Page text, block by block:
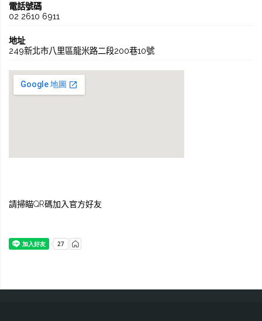
電話號碼
02 2610 6911
地址
249新北市八里區龍米路二段200巷10號
請掃瞄QR碼加入官方好友